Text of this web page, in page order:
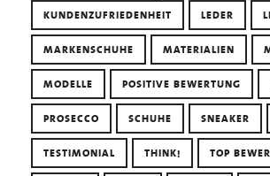
KUNDENZUFRIEDENHEIT LEDER
MARKENSCHUHE MATERIALIEN
MODELLE POSITIVE BEWERTUNG
PROSECCO SCHUHE SNEAKER
TESTIMONIAL THINK! TOP